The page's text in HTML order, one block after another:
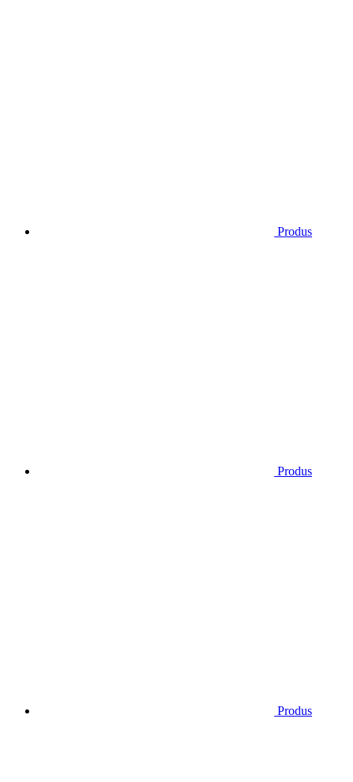
Produs
Produs
Produs